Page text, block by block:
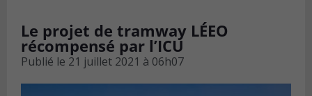
Le projet de tramway LÉEO
récompensé par l’ICU
Publié le 21 juillet 2021 à 06h07